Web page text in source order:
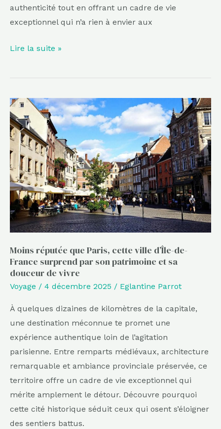
authenticité tout en offrant un cadre de vie
exceptionnel qui n’a rien à envier aux
Lire la suite »
Moins réputée que Paris, cette ville d’Île-de-
France surprend par son patrimoine et sa
douceur de vivre
Voyage / 4 décembre 2025 / Eglantine Parrot
À quelques dizaines de kilomètres de la capitale,
une destination méconnue te promet une
expérience authentique loin de l’agitation
parisienne. Entre remparts médiévaux, architecture
remarquable et ambiance provinciale préservée, ce
territoire offre un cadre de vie exceptionnel qui
mérite amplement le détour. Découvre pourquoi
cette cité historique séduit ceux qui osent s’éloigner
des sentiers battus.
Moins
réputée
que
Paris,
cette
ville
d’Île-
de-
France
surprend
par
son
patrimoine
et
sa
douceur
de
vivre